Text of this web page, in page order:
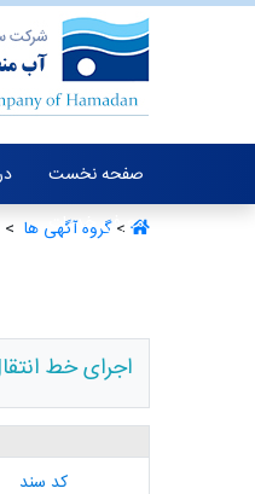
صفحه نخست
معرفی خدمات
>گروه آگهی ها ‏ >
اجرای خط
کد سند